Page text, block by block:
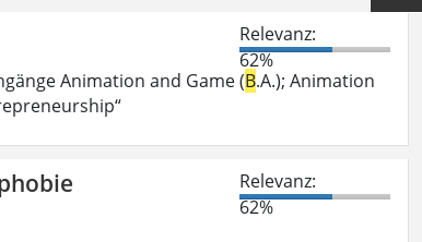
Relevanz:
62%
Animation and Game (B.A.); Animation
Relevanz:
62%